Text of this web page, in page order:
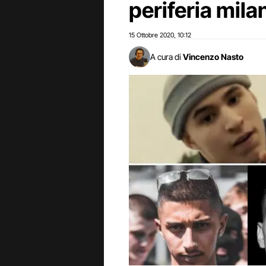
periferia
15 Ottobre 2020 10:12
A cura di Vincenzo Nasto